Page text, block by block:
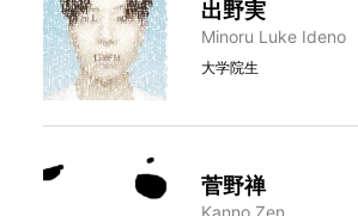
出野実
Minoru Luke Ideno
大学院生
菅野禅
Kanno Zen